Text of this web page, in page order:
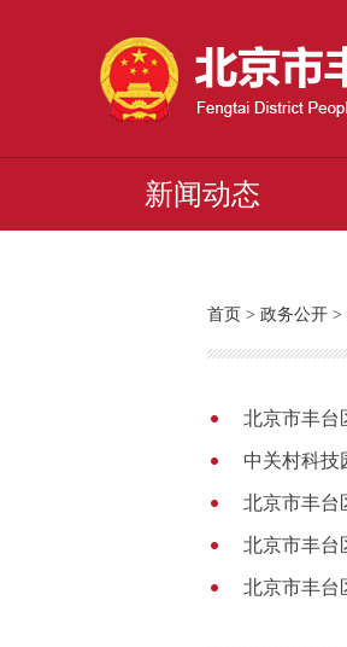
新闻动态
首页 > 政务公开 >
北京市丰台
中关村科技
北京市丰台
北京市丰台